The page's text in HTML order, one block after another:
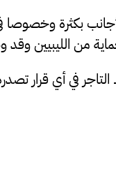
من الليبيين
في أي قرار